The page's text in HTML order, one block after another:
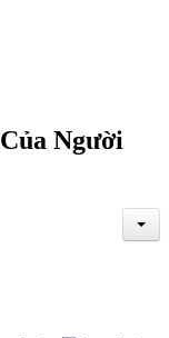
Người